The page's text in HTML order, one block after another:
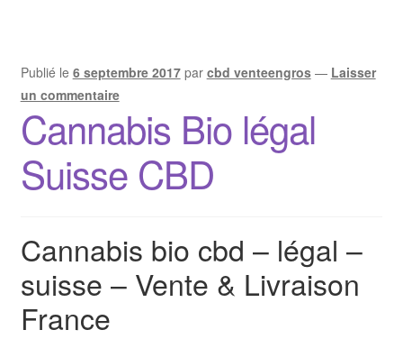
Publié le 6 septembre 2017 par cbd venteengros — Laisser
un commentaire
Cannabis Bio légal
Suisse CBD
Cannabis bio cbd – légal –
suisse – Vente & Livraison
France